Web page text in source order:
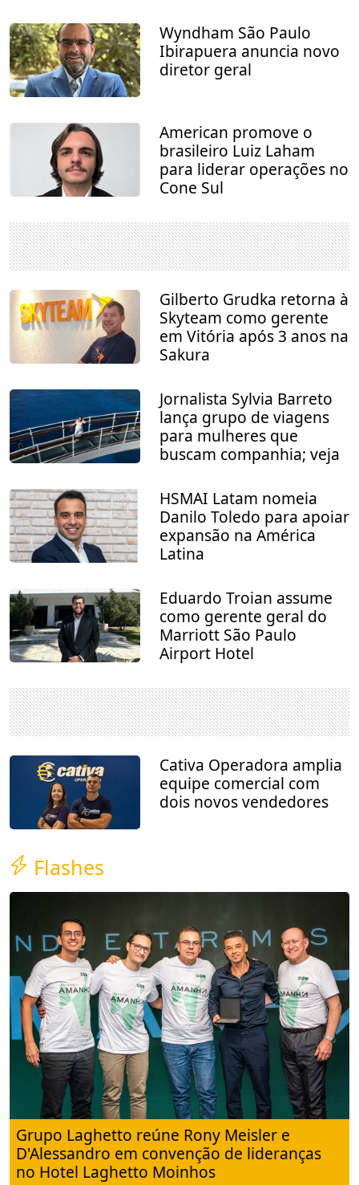
Wyndham São Paulo
Ibirapuera anuncia novo
diretor geral
American promove o
brasileiro Luiz Laham
para liderar operações no
Cone Sul
Gilberto Grudka retorna à
Skyteam como gerente
em Vitória após 3 anos na
Sakura
Jornalista Sylvia Barreto
lança grupo de viagens
para mulheres que
buscam companhia; veja
HSMAI Latam nomeia
Danilo Toledo para apoiar
expansão na América
Latina
Eduardo Troian assume
como gerente geral do
Marriott São Paulo
Airport Hotel
Cativa Operadora amplia
equipe comercial com
dois novos vendedores
Flashes
Grupo Laghetto reúne Rony Meisler e
D'Alessandro em convenção de lideranças
no Hotel Laghetto Moinhos